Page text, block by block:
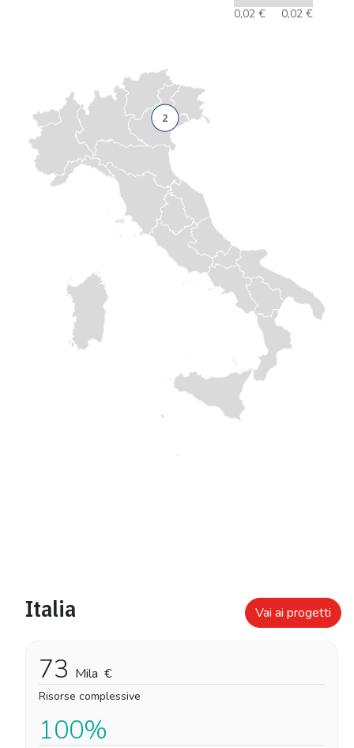
0,02 € 0,02 €
Italia Vai ai progetti
73 Mila €
Risorse complessive
100%